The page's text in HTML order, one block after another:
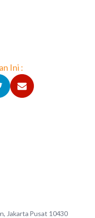
Ini :
Jakarta Pusat 10430